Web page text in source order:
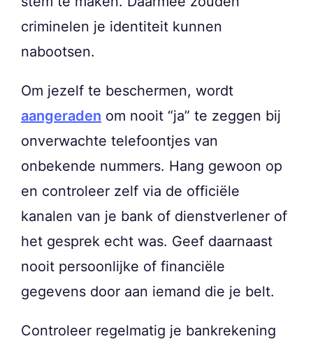
criminelen je identiteit kunnen
nabootsen.
Om jezelf te beschermen, wordt
aangeraden om nooit “ja” te zeggen bij
onverwachte telefoontjes van
onbekende nummers. Hang gewoon op
en controleer zelf via de officiële
kanalen van je bank of dienstverlener of
het gesprek echt was. Geef daarnaast
nooit persoonlijke of financiële
gegevens door aan iemand die je belt.
Controleer regelmatig je bankrekening